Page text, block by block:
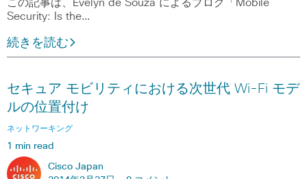
この記事は、Evelyn de Souza によるブログ「Mobile
Security: Is the…
続きを読む
セキュア モビリティにおける次世代 Wi-Fi モデ
ルの位置付け
ネットワーキング
1 min read
Cisco Japan